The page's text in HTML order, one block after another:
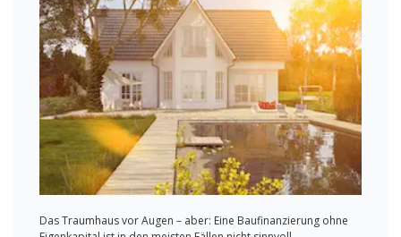
Das Traumhaus vor Augen – aber: Eine Baufinanzierung ohne